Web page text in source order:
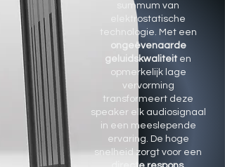
summum van
elektrostatische
technologie. Met een
ongeëvenaarde
geluidskwaliteit en
opmerkelijk lage
vervorming
transformeert deze
speaker elk audiosignaal
in een meeslepende
ervaring. De hoge
snelheid zorgt voor een